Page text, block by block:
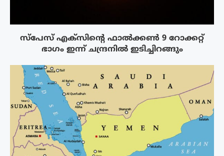
സ്‌പേസ് എക്‌സിൻ്റെ ഫാൽക്കൺ 9 റോക്കറ്റ്
ഭാഗം ഇന്ന് ചന്ദ്രനിൽ ഇടിച്ചിറങ്ങും